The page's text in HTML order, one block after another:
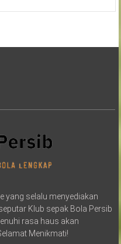
yang selalu menyediakan
Klub sepak Bola Persib
rasa haus akan
Menikmati!